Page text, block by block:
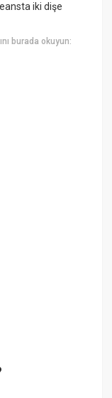
iki dişe
burada okuyun: